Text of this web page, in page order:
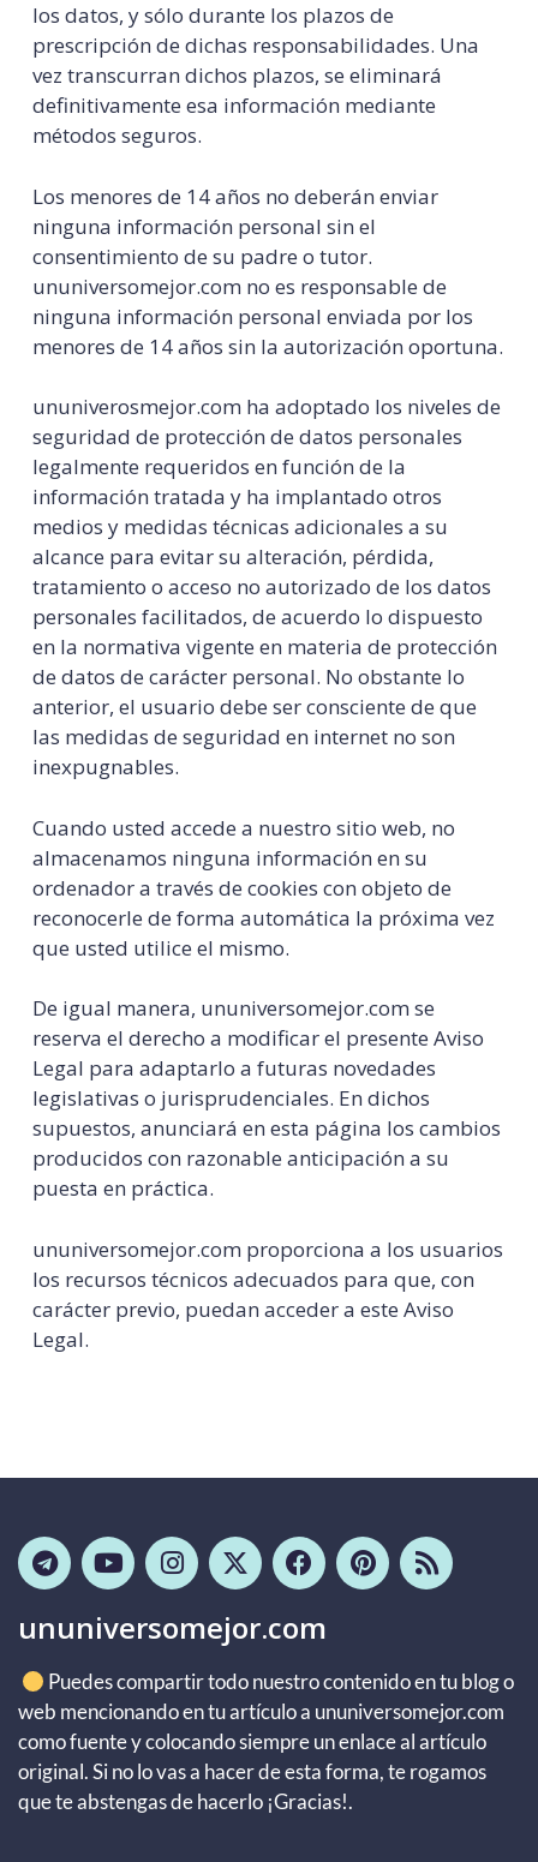
los datos, y sólo durante los plazos de
prescripción de dichas responsabilidades. Una
vez transcurran dichos plazos, se eliminará
definitivamente esa información mediante
métodos seguros.
Los menores de 14 años no deberán enviar
ninguna información personal sin el
consentimiento de su padre o tutor.
ununiversomejor.com no es responsable de
ninguna información personal enviada por los
menores de 14 años sin la autorización oportuna.
ununiverosmejor.com ha adoptado los niveles de
seguridad de protección de datos personales
legalmente requeridos en función de la
información tratada y ha implantado otros
medios y medidas técnicas adicionales a su
alcance para evitar su alteración, pérdida,
tratamiento o acceso no autorizado de los datos
personales facilitados, de acuerdo lo dispuesto
en la normativa vigente en materia de protección
de datos de carácter personal. No obstante lo
anterior, el usuario debe ser consciente de que
las medidas de seguridad en internet no son
inexpugnables.
Cuando usted accede a nuestro sitio web, no
almacenamos ninguna información en su
ordenador a través de cookies con objeto de
reconocerle de forma automática la próxima vez
que usted utilice el mismo.
De igual manera, ununiversomejor.com se
reserva el derecho a modificar el presente Aviso
Legal para adaptarlo a futuras novedades
legislativas o jurisprudenciales. En dichos
supuestos, anunciará en esta página los cambios
producidos con razonable anticipación a su
puesta en práctica.
ununiversomejor.com proporciona a los usuarios
los recursos técnicos adecuados para que, con
carácter previo, puedan acceder a este Aviso
Legal.
ununiversomejor.com
Puedes compartir todo nuestro contenido en tu blog o
web mencionando en tu artículo a ununiversomejor.com
como fuente y colocando siempre un enlace al artículo
original. Si no lo vas a hacer de esta forma, te rogamos
que te abstengas de hacerlo ¡Gracias!.